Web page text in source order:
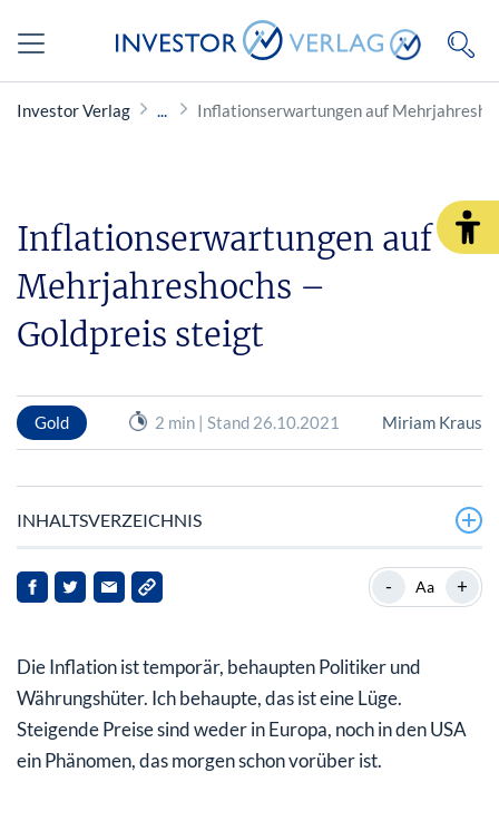
Investor Verlag Inflationserwartungen auf
Inflationserwartungen auf
Mehrjahreshochs –
Goldpreis steigt
Gold 2 min | Stand 26.10.2021 Miriam Kraus
INHALTSVERZEICHNIS
Die wachsende Inflation in Deutschland ist nicht
temporär
in den USA
Wachsende Inflationserwartungen stützen
Goldpreisentwicklung
- Aa +
Die Inflation ist temporär, behaupten Politiker und
Währungshüter. Ich behaupte, das ist eine Lüge.
Steigende Preise sind weder in Europa, noch in den USA
ein Phänomen, das morgen schon vorüber ist.